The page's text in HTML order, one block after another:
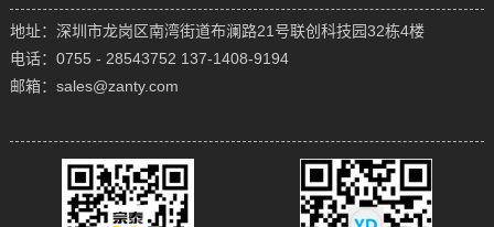
地址：深圳市龙岗区南湾街道布澜路21号联创科技园32栋4楼
电话：0755 - 28543752 137-1408-9194
邮箱：sales@zanty.com